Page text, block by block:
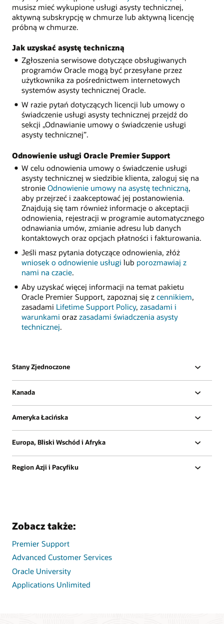
musisz mieć wykupione usługi asysty technicznej,
aktywną subskrypcję w chmurze lub aktywną licencję
próbną w chmurze.
Jak uzyskać asystę techniczną
Zgłoszenia serwisowe dotyczące obsługiwanych
programów Oracle mogą być przesyłane przez
użytkownika za pośrednictwem internetowych
systemów asysty technicznej Oracle.
W razie pytań dotyczących licencji lub umowy o
świadczenie usługi asysty technicznej przejdź do
sekcji „Odnawianie umowy o świadczenie usługi
asysty technicznej”.
Odnowienie usługi Oracle Premier Support
W celu odnowienia umowy o świadczenie usługi
asysty technicznej w siedzibie klienta, zaloguj się na
stronie Odnowienie umowy na asystę techniczną,
aby przejrzeć i zaakceptować jej postanowienia.
Znajdują się tam również informacje o akceptacji
odnowienia, rejestracji w programie automatycznego
odnawiania umów, zmianie adresu lub danych
kontaktowych oraz opcjach płatności i fakturowania.
Jeśli masz pytania dotyczące odnowienia, złóż
wniosek o odnowienie usługi lub porozmawiaj z
nami na czacie.
Aby uzyskać więcej informacji na temat pakietu
Oracle Premier Support, zapoznaj się z cennikiem,
zasadami Lifetime Support Policy, zasadami i
warunkami oraz zasadami świadczenia asysty
technicznej.
Stany Zjednoczone
Kanada
Ameryka Łacińska
Europa, Bliski Wschód i Afryka
Region Azji i Pacyfiku
Zobacz także:
Premier Support
Advanced Customer Services
Oracle University
Applications Unlimited